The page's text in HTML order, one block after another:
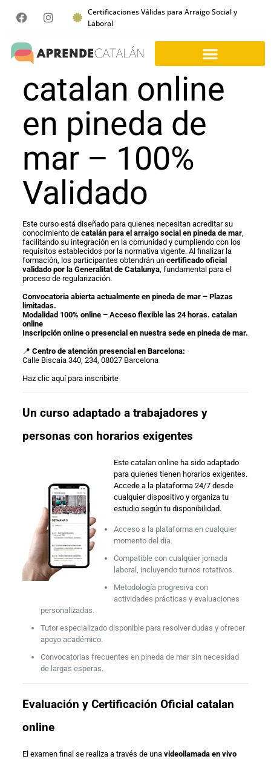
Certificaciones Válidas para Arraigo Social y
Laboral
catalan online
en pineda de
mar – 100%
Validado
Este curso está diseñado para quienes necesitan acreditar su
conocimiento de catalán para el arraigo social en pineda de mar,
facilitando su integración en la comunidad y cumpliendo con los
requisitos establecidos por la normativa vigente. Al finalizar la
formación, los participantes obtendrán un certificado oficial
validado por la Generalitat de Catalunya, fundamental para el
proceso de regularización.
Convocatoria abierta actualmente en pineda de mar – Plazas
limitadas.
Modalidad 100% online – Acceso flexible las 24 horas. catalan
online
Inscripción online o presencial en nuestra sede en pineda de mar.
📍 Centro de atención presencial en Barcelona:
Calle Biscaia 340, 234, 08027 Barcelona
Haz clic aquí para inscribirte
Un curso adaptado a trabajadores y
personas con horarios exigentes
Este catalan online ha sido adaptado
para quienes tienen horarios exigentes.
Accede a la plataforma 24/7 desde
cualquier dispositivo y organiza tu
estudio según tu disponibilidad.
Acceso a la plataforma en cualquier
momento del día.
Compatible con cualquier jornada
laboral, incluyendo turnos rotativos.
Metodología progresiva con
actividades prácticas y evaluaciones
personalizadas.
Tutor especializado disponible para resolver dudas y ofrecer
apoyo académico.
Convocatorias frecuentes en pineda de mar sin necesidad
de largas esperas.
Evaluación y Certificación Oficial catalan
online
El examen final se realiza a través de una videollamada en vivo